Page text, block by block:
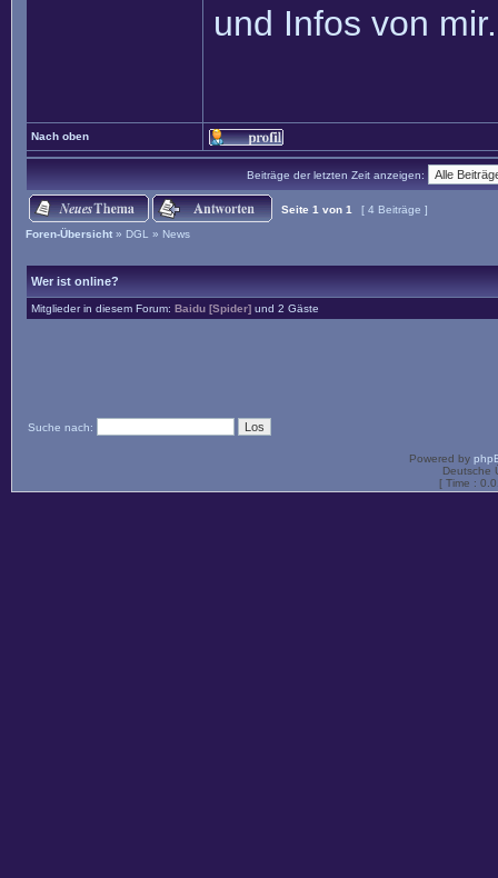
und Infos von mir.
Nach oben
Beiträge der letzten Zeit anzeigen:
Seite 1 von 1
[ 4 Beiträge ]
Foren-Übersicht » DGL » News
Wer ist online?
Mitglieder in diesem Forum: Baidu [Spider] und 2 Gäste
Suche nach:
Powered by
Deutsche
[ Time :